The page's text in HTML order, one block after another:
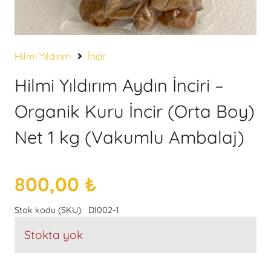
Hilmi Yıldırım İncir
Hilmi Yıldırım Aydın İnciri –
Organik Kuru İncir (Orta Boy)
Net 1 kg (Vakumlu Ambalaj)
800,00 ₺
Stok kodu (SKU): DI002-1
Stokta yok